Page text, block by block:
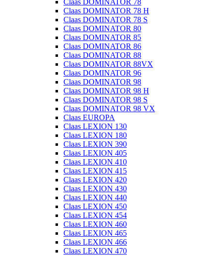
Claas DOMINATOR 78
Claas DOMINATOR 78 H
Claas DOMINATOR 78 S
Claas DOMINATOR 80
Claas DOMINATOR 85
Claas DOMINATOR 86
Claas DOMINATOR 88
Claas DOMINATOR 88VX
Claas DOMINATOR 96
Claas DOMINATOR 98
Claas DOMINATOR 98 H
Claas DOMINATOR 98 S
Claas DOMINATOR 98 VX
Claas EUROPA
Claas LEXION 130
Claas LEXION 180
Claas LEXION 390
Claas LEXION 405
Claas LEXION 410
Claas LEXION 415
Claas LEXION 420
Claas LEXION 430
Claas LEXION 440
Claas LEXION 450
Claas LEXION 454
Claas LEXION 460
Claas LEXION 465
Claas LEXION 466
Claas LEXION 470